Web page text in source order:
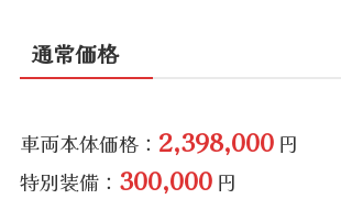
通常価格
車両本体価格： 2,398,000円
特別装備： 300,000円